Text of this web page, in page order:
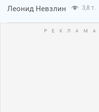
Леонид Невзлин 3,8 т.